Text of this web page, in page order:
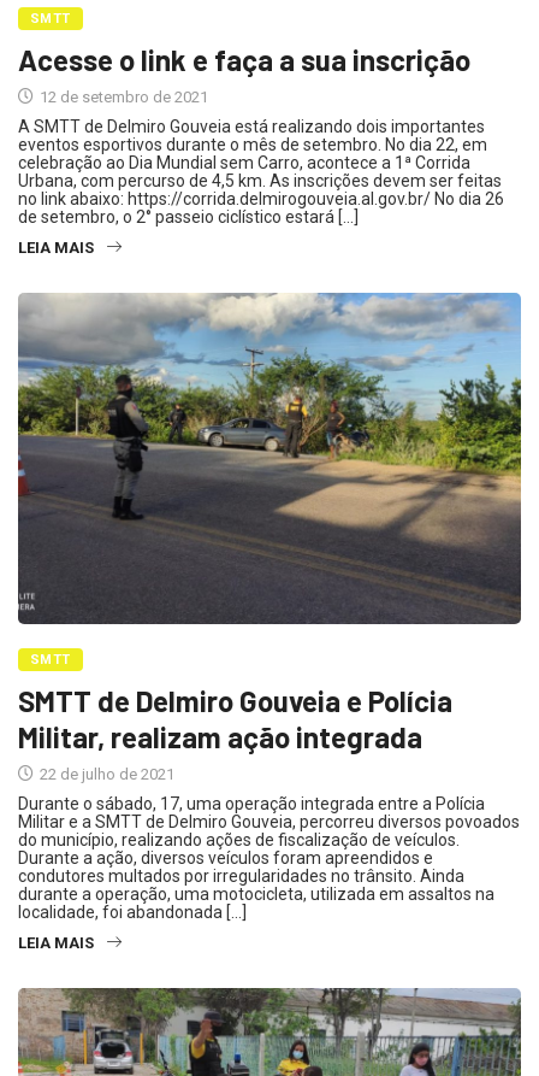
SMTT
Acesse o link e faça a sua inscrição
12 de setembro de 2021
A SMTT de Delmiro Gouveia está realizando dois importantes
eventos esportivos durante o mês de setembro. No dia 22, em
celebração ao Dia Mundial sem Carro, acontece a 1ª Corrida
Urbana, com percurso de 4,5 km. As inscrições devem ser feitas
no link abaixo: https://corrida.delmirogouveia.al.gov.br/ No dia 26
de setembro, o 2° passeio ciclístico estará […]
LEIA MAIS
SMTT
SMTT de Delmiro Gouveia e Polícia
Militar, realizam ação integrada
22 de julho de 2021
Durante o sábado, 17, uma operação integrada entre a Polícia
Militar e a SMTT de Delmiro Gouveia, percorreu diversos povoados
do município, realizando ações de fiscalização de veículos.
Durante a ação, diversos veículos foram apreendidos e
condutores multados por irregularidades no trânsito. Ainda
durante a operação, uma motocicleta, utilizada em assaltos na
localidade, foi abandonada […]
LEIA MAIS